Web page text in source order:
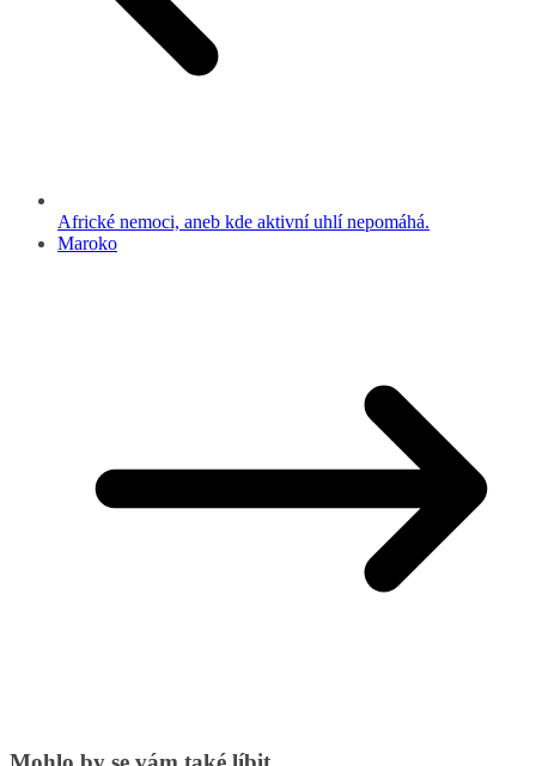
Africké nemoci, aneb kde aktivní uhlí nepomáhá.
Maroko